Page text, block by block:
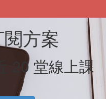
方案
20 堂線上課